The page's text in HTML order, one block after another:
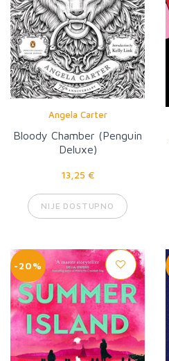
Angela Carter
Bloody Chamber (Penguin
Deluxe)
13,25 €
NIJE DOSTUPNO
-20%